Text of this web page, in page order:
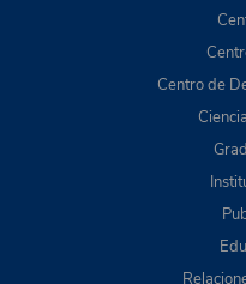
Centro de